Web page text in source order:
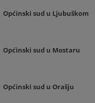
Općinski sud u Ljubuškom
Općinski sud u Mostaru
Općinski sud u Orašju